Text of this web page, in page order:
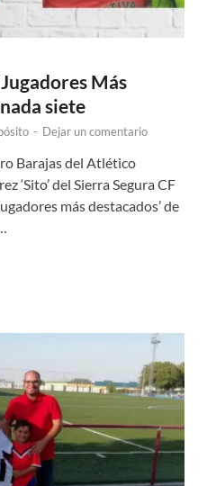
Más
siete
- Dejar un comentario
Barajas del Atlético
‘Sito’ del Sierra Segura CF
más destacados’ de